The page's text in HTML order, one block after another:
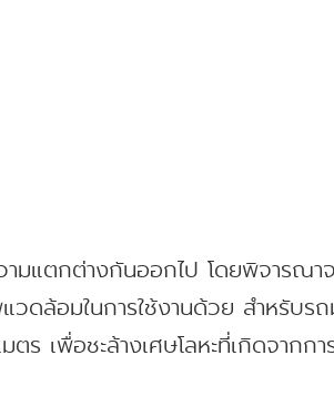
ามแตกต่างกันออกไป โดยพิจารณา
ล้อมในการใช้งานด้วย สำหรับร
ร เพื่อชะล้างเศษโลหะที่เกิดจากก